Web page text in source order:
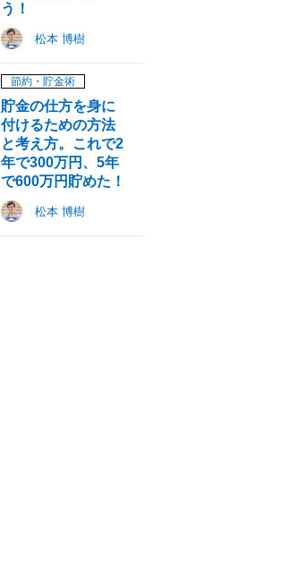
う！
松本 博樹
節約・貯金術
貯金の仕方を身に
付けるための方法
と考え方。これで2
年で300万円、5年
で600万円貯めた！
松本 博樹